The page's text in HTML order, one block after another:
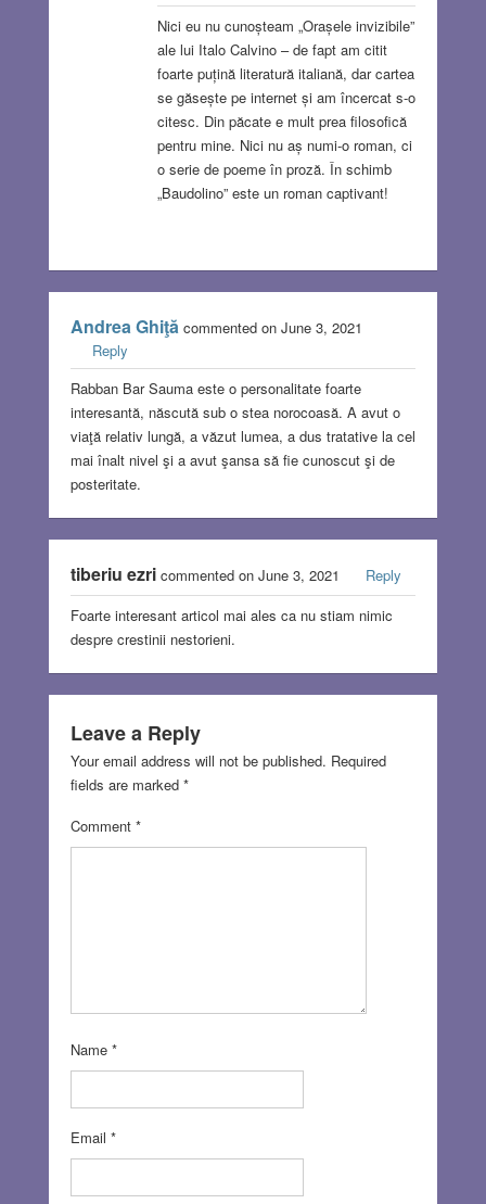
Nici eu nu cunoșteam „Orașele invizibile”
ale lui Italo Calvino – de fapt am citit
foarte puțină literatură italiană, dar cartea
se găsește pe internet și am încercat s-o
citesc. Din păcate e mult prea filosofică
pentru mine. Nici nu aș numi-o roman, ci
o serie de poeme în proză. În schimb
„Baudolino” este un roman captivant!
Andrea Ghiţăcommented on June 3, 2021
Reply
Rabban Bar Sauma este o personalitate foarte
interesantă, născută sub o stea norocoasă. A avut o
viaţă relativ lungă, a văzut lumea, a dus tratative la cel
mai înalt nivel şi a avut şansa să fie cunoscut şi de
posteritate.
tiberiu ezricommented on June 3, 2021
Reply
Foarte interesant articol mai ales ca nu stiam nimic
despre crestinii nestorieni.
Leave a Reply
Your email address will not be published. Required
fields are marked *
Comment *
Name *
Email *